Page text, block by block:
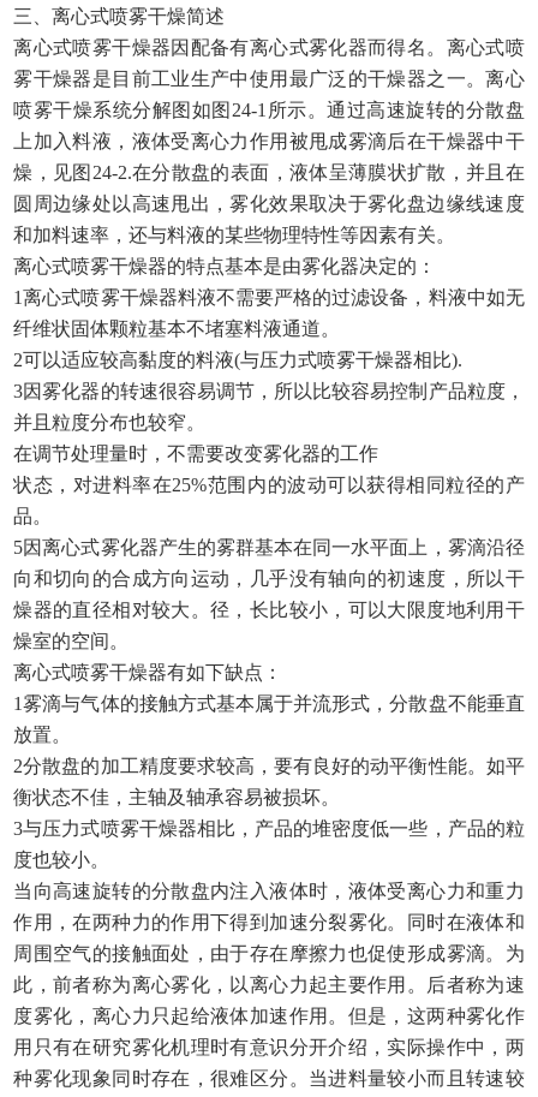
三、离心式喷雾干燥简述
离心式喷雾干燥器因配备有离心式雾化器而得名。离心式喷
雾干燥器是目前工业生产中使用最广泛的干燥器之一。离心
喷雾干燥系统分解图如图 24-1所示。通过高速旋转的分散盘
上加入料液，液体受离心力作用被甩成雾滴后在干燥器中干
燥，见图24-2.在分散盘的表面，液体呈薄膜状扩散，并且在
圆周边缘处以高速甩出，雾化效果取决于雾化盘边缘线速度
和加料速率，还与料液的某些物理特性等因素有关。
离心式喷雾干燥器的特点基本是由雾化器决定的：
1离心式喷雾干燥器料液不需要严格的过滤设备，料液中如无
纤维状固体颗粒基本不堵塞料液通道。
2可以适应较高黏度的料液(与压力式喷雾干燥器相比).
3因雾化器的转速很容易调节，所以比较容易控制产品粒度，
并且粒度分布也较窄。
在调节处理量时，不需要改变雾化器的工作
状态，对进料率在25%范围内的波动可以获得相同粒径的产
品。
5因离心式雾化器产生的雾群基本在同一水平面上，雾滴沿径
向和切向的合成方向运动，几乎没有轴向的初速度，所以干
燥器的直径相对较大。径，长比较小，可以大限度地利用干
燥室的空间。
离心式喷雾干燥器有如下缺点：
1雾滴与气体的接触方式基本属于并流形式，分散盘不能垂直
放置。
2分散盘的加工精度要求较高，要有良好的动平衡性能。如平
衡状态不佳，主轴及轴承容易被损坏。
3与压力式喷雾干燥器相比，产品的堆密度低一些，产品的粒
度也较小。
当向高速旋转的分散盘内注入液体时，液体受离心力和重力
作用，在两种力的作用下得到加速分裂雾化。同时在液体和
周围空气的接触面处，由于存在摩擦力也促使形成雾滴。为
此，前者称为离心雾化，以离心力起主要作用。后者称为速
度雾化，离心力只起给液体加速作用。但是，这两种雾化作
用只有在研究雾化机理时有意识分开介绍，实际操作中，两
种雾化现象同时存在，很难区分。当进料量较小而且转速较